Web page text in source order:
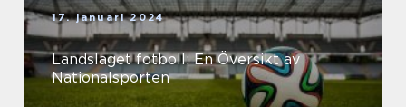
17. januari 2024
Landslaget fotboll: En Översikt av
Nationalsporten